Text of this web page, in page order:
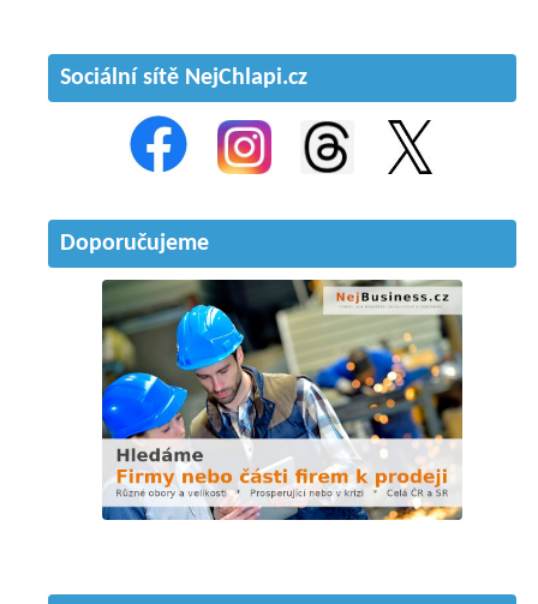
Sociální sítě NejChlapi.cz
Doporučujeme